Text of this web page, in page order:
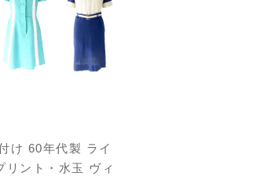
け 60年代製 ライ
リント・水玉 ヴィ